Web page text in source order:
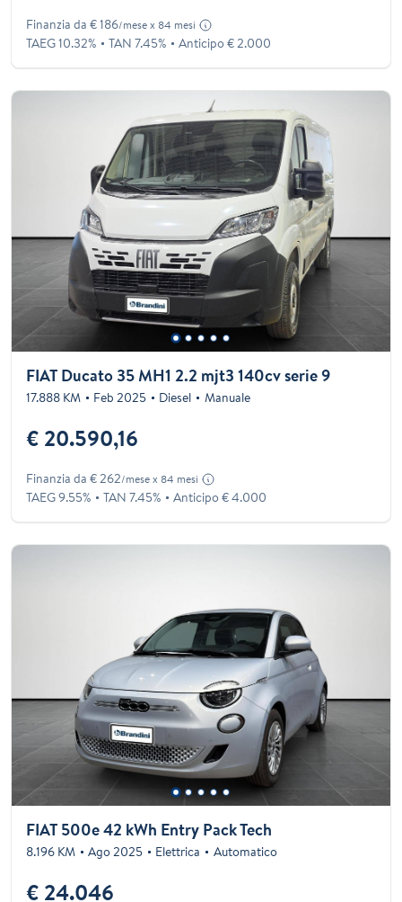
Finanzia da € 186/mese x 84 mesi
TAEG 10.32% TAN 7.45% Anticipo € 2.000
FIAT Ducato 35 MH1 2.2 mjt3 140cv serie 9
17.888 KM Feb 2025 Diesel Manuale
€ 20.590,16
Finanzia da € 262/mese x 84 mesi
TAEG 9.55% TAN 7.45% Anticipo € 4.000
FIAT 500e 42 kWh Entry Pack Tech
8.196 KM Ago 2025 Elettrica Automatico
€ 24.046